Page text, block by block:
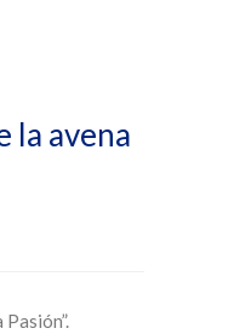
la avena